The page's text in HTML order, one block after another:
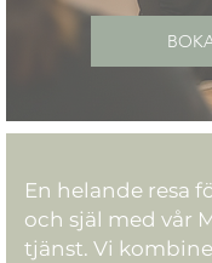
En helande resa
och själ med vår
tjänst. Vi